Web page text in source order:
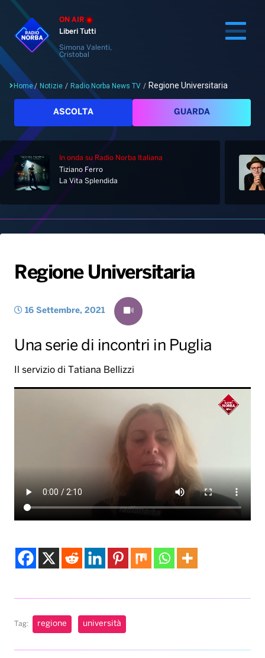
ON AIR
Liberi Tutti
Simona Valenti,
Cristobal
Cerca
Home
Palinsesto
Hit Dance
Giochi&Concorsi
PALATOUR
Notizie
Locali
Musica e Spettacolo
Radio Norba Consiglia
Leggerissime
Playlist
Generale
Novità
Notiziario
Interviste
Oroscopo
Speciale Astrabilia 2026
Gallery
Radio Norba News TV
Battiti Live 2026
Gallery
Home/ Notizie / Radio Norba News TV / Regione Universitaria
ASCOLTA GUARDA
In onda su Radio Norba Italiana
Tiziano Ferro
La Vita Splendida
Regione Universitaria
16 Settembre, 2021
Una serie di incontri in Puglia
Il servizio di Tatiana Bellizzi
Tag: regione università